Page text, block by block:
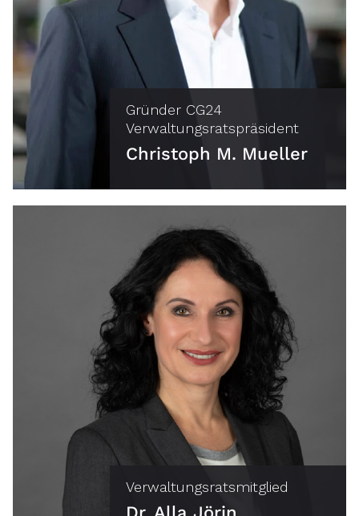
Gründer CG24
Verwaltungsratspräsident
Christoph M. Mueller
Verwaltungsratsmitglied